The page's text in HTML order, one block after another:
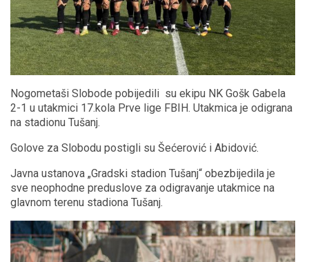
Nogometaši Slobode pobijedili su ekipu NK Gošk Gabela
2-1 u utakmici 17.kola Prve lige FBIH. Utakmica je odigrana
na stadionu Tušanj.
Golove za Slobodu postigli su Šećerović i Abidović.
Javna ustanova „Gradski stadion Tušanj“ obezbijedila je
sve neophodne preduslove za odigravanje utakmice na
glavnom terenu stadiona Tušanj.